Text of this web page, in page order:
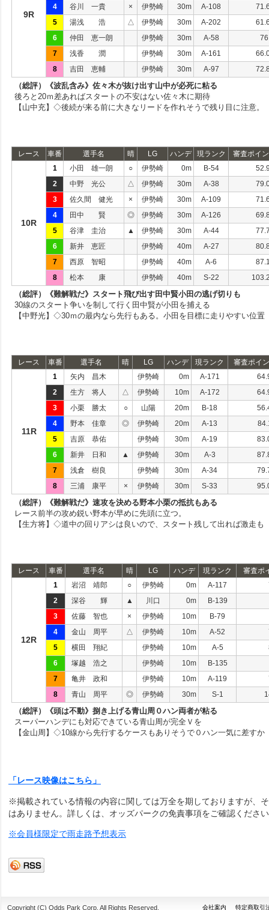
9R
4
谷川 一貴 × 伊勢崎 30m A-108
5
湯浅 浩 △ 伊勢崎 30m A-202
6
仲田 恵一朗 伊勢崎 30m A-58
7
浅香 潤 伊勢崎 30m A-161
8
吉田 恵輔 伊勢崎 30m A-97
（総評）《波乱含み》佐々木が抜け出す山中が必死に粘る
後ろと20ｍ差あればスタートの不安はない佐々木に期待
【山中充】◇後続が来る前に大きなリードを作れそうで残り目に注意。
レース 車番 選手名 晴 LG ハンデ 現ランク 審査ポイ
10R
1 小田 雄一朗 ○ 伊勢崎 0m B-54
2
中野 光公 △ 伊勢崎 30m A-38
3
佐久間 健光 × 伊勢崎 30m A-109
4
田中 賢 ◎ 伊勢崎 30m A-126
5
谷津 圭治 ▲ 伊勢崎 30m A-44
6
新井 恵匠 伊勢崎 40m A-27
7
西原 智昭 伊勢崎 40m A-6
8
松本 康 伊勢崎 40m S-22
（総評）《難解戦だ》スタート飛び出す田中賢小田の逃げ切りも
30線のスタート争いを制して行く田中賢が小田を捕える
【中野光】◇30ｍの最内なら先行もある。小田を目標に走りやすい位置
レース 車番 選手名 晴 LG ハンデ 現ランク 審査ポイ
11R
1 矢内 昌木 伊勢崎 0m A-171
2
生方 将人 △ 伊勢崎 10m A-172
3
小栗 勝太 ○ 山陽 20m B-18
4
野本 佳章 ◎ 伊勢崎 20m A-13
5
吉原 恭佑 伊勢崎 30m A-19
6
新井 日和 ▲ 伊勢崎 30m A-3
7
浅倉 樹良 伊勢崎 30m A-34
8
三浦 康平 × 伊勢崎 30m S-33
（総評）《難解戦だ》速攻を決める野本小栗の抵抗もある
レース前半の攻め鋭い野本が早めに先頭に立つ。
【生方将】◇道中の回りアシは良いので、スタート残して出れば激走も
レース 車番 選手名 晴 LG ハンデ 現ランク 審査ポ
12R
1 岩沼 靖郎 ○ 伊勢崎 0m A-117
2
深谷 輝 ▲ 川口 0m
B-139
3
佐藤 智也 × 伊勢崎 10m
B-79
4
金山 周平 △ 伊勢崎 10m A-52
5
横田 翔紀 伊勢崎 10m A-5
6
塚越 浩之 伊勢崎 10m
B-135
7
亀井 政和 伊勢崎 10m A-119
8
青山 周平 ◎ 伊勢崎 30m S-1
（総評）《頭は不動》捌き上げる青山周０ハン両者が粘る
スーパーハンデにも対応できている青山周が完全Ｖを
【金山周】◇10線から先行するケースもありそうで０ハン一気に差すか
「レース映像はこちら」
※掲載されている情報の内容に関しては万全を期しておりますが、
はありません。詳しくは、オッズパークの免責事項をご確認くださ
※会員様限定で雨走路予想表示
Copyright (C) Odds Park Corp. All Rights Reserved. 会社案内 特定商取引